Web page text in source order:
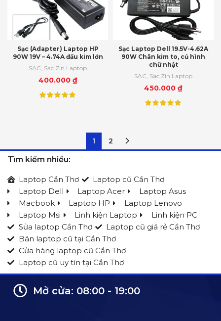
Sạc (Adapter) Laptop HP
90W 19V – 4.74A đầu kim lớn
SẠC, Sạc Zin Laptop
400.000 ₫
Sạc Laptop Dell 19.5V-4.62A
90W Chân kim to, củ hình
chữ nhật
SẠC, Sạc Zin Laptop
450.000 ₫
1 2
Tìm kiếm nhiều:
Laptop Cần Thơ
Laptop cũ Cần Thơ
Laptop Dell
Laptop Acer
Laptop Asus
Macbook
Laptop HP
Laptop Lenovo
Laptop Msi
Linh kiện Laptop
Linh kiện PC
Sửa laptop Cần Thơ
Laptop cũ giá rẻ Cần Thơ
Bán laptop cũ tại Cần Thơ
Cửa hàng laptop cũ Cần Thơ
Laptop cũ uy tín tại Cần Thơ
Mở cửa: 08:00 - 19:00